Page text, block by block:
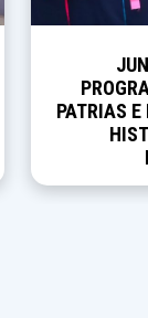
PATRIAS